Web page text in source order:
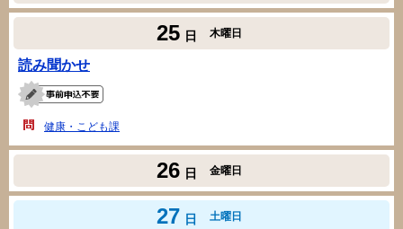
25 日 木曜日
読み聞かせ
健康・こども課
26 日 金曜日
27 日 土曜日